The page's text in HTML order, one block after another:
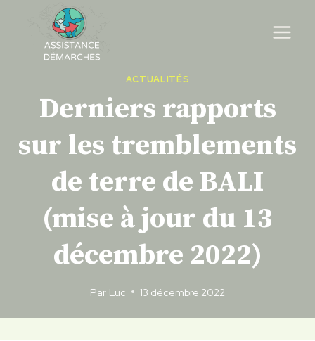
content
ACTUALITÉS
Derniers rapports
sur les tremblements
de terre de BALI
(mise à jour du 13
décembre 2022)
Par Luc 13 décembre 2022